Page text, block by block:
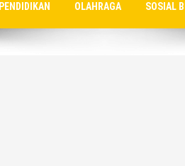
PENDIDIKAN OLAHRAGA SOSIAL